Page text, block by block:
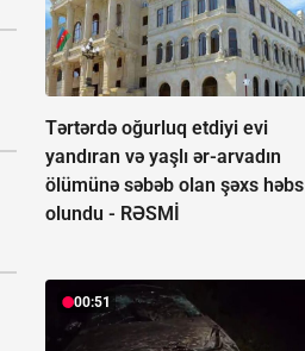
Tərtərdə oğurluq etdiyi evi
yandıran və yaşlı ər-arvadın
ölümünə səbəb olan şəxs həbs
olundu - RƏSMİ
00:51